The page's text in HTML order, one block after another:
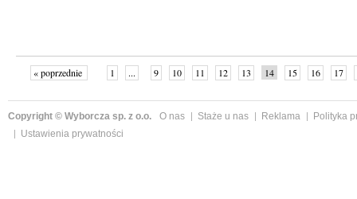
« poprzednie 1 ... 9 10 11 12 13 14 15 16 17
Copyright © Wyborcza sp. z o.o. O nas Staże u nas Reklama
Polityka
Ustawienia prywatności